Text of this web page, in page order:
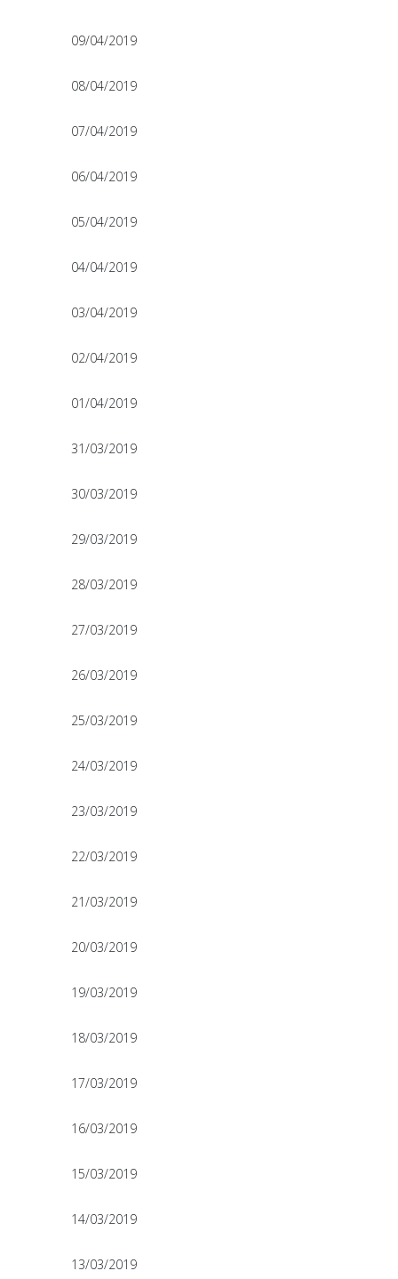
09/04/2019
08/04/2019
07/04/2019
06/04/2019
05/04/2019
04/04/2019
03/04/2019
02/04/2019
01/04/2019
31/03/2019
30/03/2019
29/03/2019
28/03/2019
27/03/2019
26/03/2019
25/03/2019
24/03/2019
23/03/2019
22/03/2019
21/03/2019
20/03/2019
19/03/2019
18/03/2019
17/03/2019
16/03/2019
15/03/2019
14/03/2019
13/03/2019